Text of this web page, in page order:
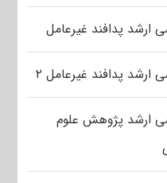
ارشد پدافند غیرعامل
ارشد پدافند غیرعامل ۲
ارشد پژوهش علوم